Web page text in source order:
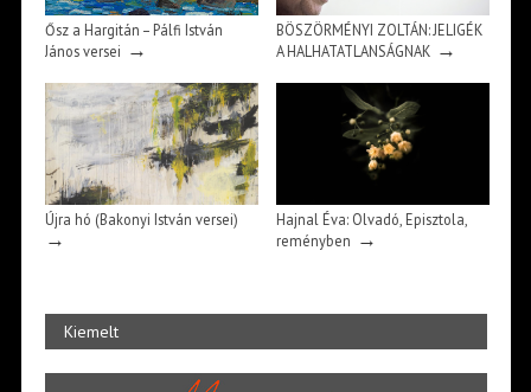
Ősz a Hargitán – Pálfi István
János versei →
BÖSZÖRMÉNYI ZOLTÁN: JELIGÉK
A HALHATATLANSÁGNAK→
Újra hó (Bakonyi István versei)
→
Hajnal Éva: Olvadó, Episztola,
reményben →
Kiemelt